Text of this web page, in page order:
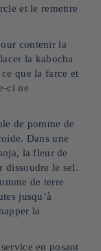
et le remettre
contenir la
la kabocha
que la farce et
ci ne
de pomme de
Dans une
la fleur de
dissoudre le sel.
de terre
jusqu’à
la
en posant